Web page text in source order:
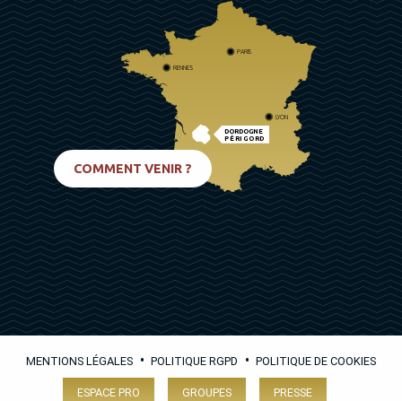
DORDOGNE
PÉRIGORD
PARIS
RENNES
LYON
COMMENT VENIR ?
MENTIONS LÉGALES • POLITIQUE RGPD • POLITIQUE DE COOKIES
ESPACE PRO GROUPES PRESSE